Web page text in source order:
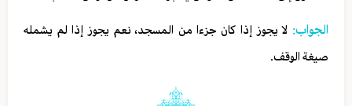
الجواب: لا يجوز إذا كان جزءا من المسجد، نعم يجوز إذا لم يشمله
صيغة الوقف.